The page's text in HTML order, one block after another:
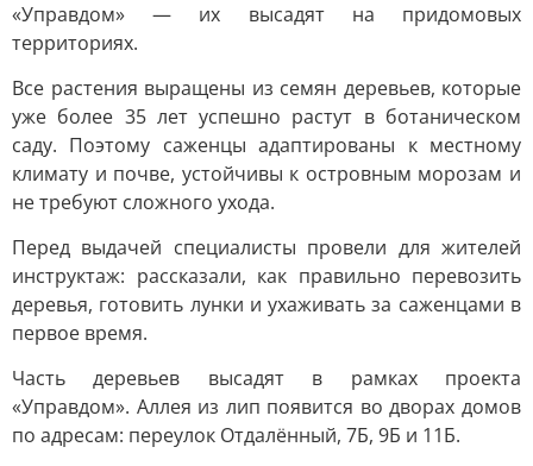
«Управдом» — их высадят на придомовых
территориях.
Все растения выращены из семян деревьев, которые
уже более 35 лет успешно растут в ботаническом
саду. Поэтому саженцы адаптированы к местному
климату и почве, устойчивы к островным морозам и
не требуют сложного ухода.
Перед выдачей специалисты провели для жителей
инструктаж: рассказали, как правильно перевозить
деревья, готовить лунки и ухаживать за саженцами в
первое время.
Часть деревьев высадят в рамках проекта
«Управдом». Аллея из лип появится во дворах домов
по адресам: переулок Отдалённый, 7Б, 9Б и 11Б.